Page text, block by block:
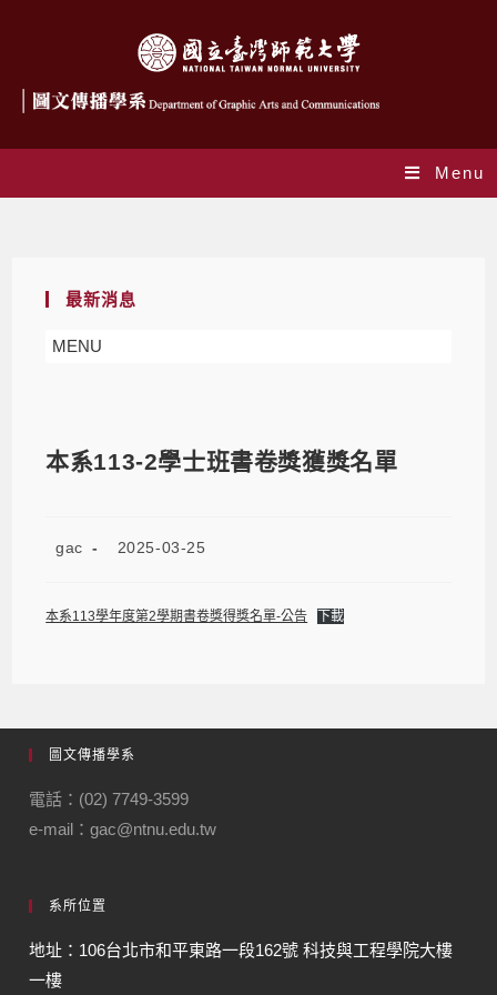
Menu
最新消息
MENU
本系113-2學士班書卷獎獲獎名單
gac 2025-03-25
本系113學年度第2學期書卷獎得獎名單-公告 下載
圖文傳播學系
電話：(02) 7749-3599
e-mail：gac@ntnu.edu.tw
系所位置
地址：106台北市和平東路一段162號 科技與工程學院大樓
一樓